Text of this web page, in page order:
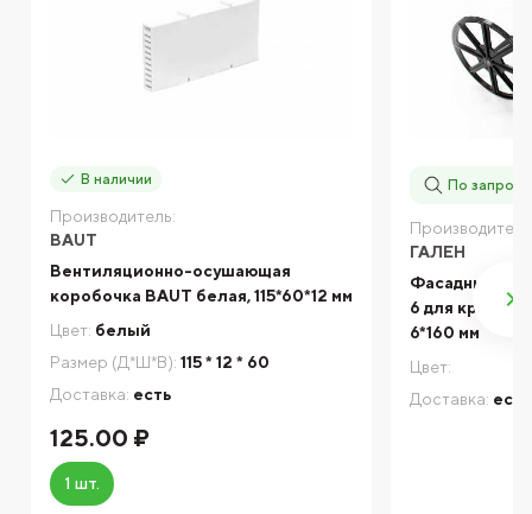
В наличии
Производитель:
BAUT
Вентиляционно-осушающая
коробочка BAUT белая, 115*60*12 мм
Цвет: белый
Размер (Д*Ш*В): 115 * 12 * 60
Доставка: есть
125.00 ₽
1 шт.
По запросу
ГАЛЕН
Фасадный
6 для
6*160 мм
Цвет:
Доставка: есть